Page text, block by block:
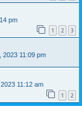
pm
1 2 3
2023 11:09 pm
11:12 am
1 2